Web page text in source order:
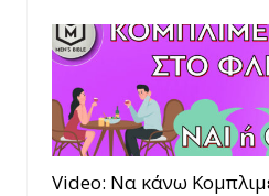
Video: Να κάνω